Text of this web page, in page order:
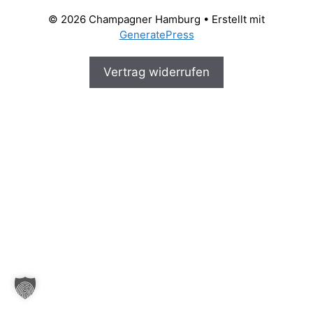
© 2026 Champagner Hamburg • Erstellt mit
GeneratePress
Vertrag widerrufen